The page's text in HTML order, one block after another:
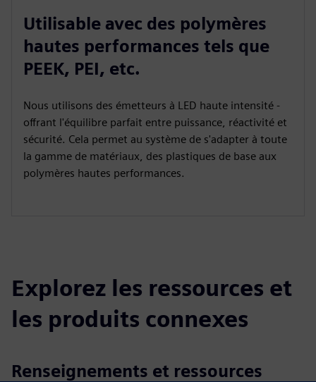
Utilisable avec des polymères
hautes performances tels que
PEEK, PEI, etc.
Nous utilisons des émetteurs à LED haute intensité -
offrant l'équilibre parfait entre puissance, réactivité et
sécurité. Cela permet au système de s'adapter à toute
la gamme de matériaux, des plastiques de base aux
polymères hautes performances.
Explorez les ressources et
les produits connexes
Renseignements et ressources